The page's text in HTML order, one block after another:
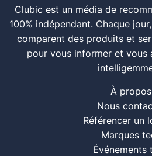
Clubic est un média de
100% indépendant. Chaque
comparent des produits et
pour vous informer et vous
À propos
Nous
Référencer un
Marques
Événements